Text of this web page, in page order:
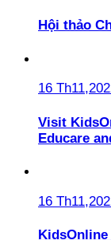
Hội thảo
16
Visit
Educare
16